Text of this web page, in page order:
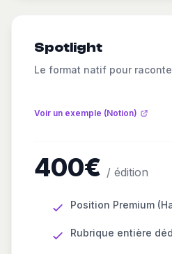
Spotlight
Le format natif pour
Voir un exemple (Notion)
400€ / édition
Position Premium
Rubrique entière